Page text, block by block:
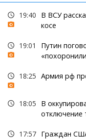
19:40
В ВСУ
косе
19:01
Путин
18:25 Армия рф
18:05
В
отключение
17:57 Граждан